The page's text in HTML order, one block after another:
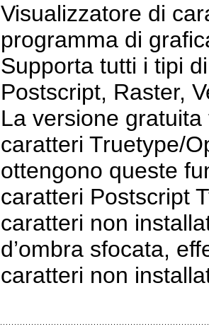
Visualizzatore di
programma di
Supporta tutti i tipi
Postscript, Raster,
La versione
caratteri Truetype/
ottengono queste
caratteri Postscript
caratteri non
d’ombra sfocata,
caratteri non